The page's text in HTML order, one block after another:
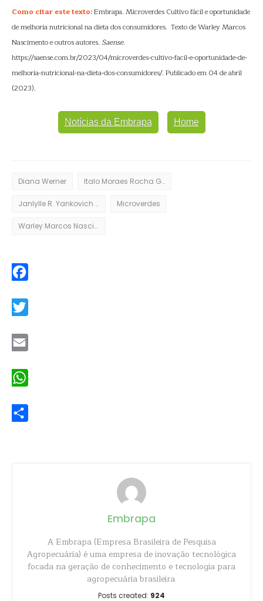
Como citar este texto:Embrapa. Microverdes Cultivo fácil e oportunidade
de melhoria nutricional na dieta dos consumidores. Texto de Warley Marcos
Nascimento e outros autores. Saense.
https://saense.com.br/2023/04/microverdes-cultivo-facil-e-oportunidade-de-
melhoria-nutricional-na-dieta-dos-consumidores/. Publicado em 04 de abril
(2023).
Notícias da Embrapa Home
Diana Werner Italo Moraes Rocha Guedes
Janlylle R. Yankovich Arrifanole Microverdes
Warley Marcos Nascimento
Embrapa
A Embrapa (Empresa Brasileira de Pesquisa
Agropecuária) é uma empresa de inovação tecnológica
focada na geração de conhecimento e tecnologia para
agropecuária brasileira.
Posts created: 924